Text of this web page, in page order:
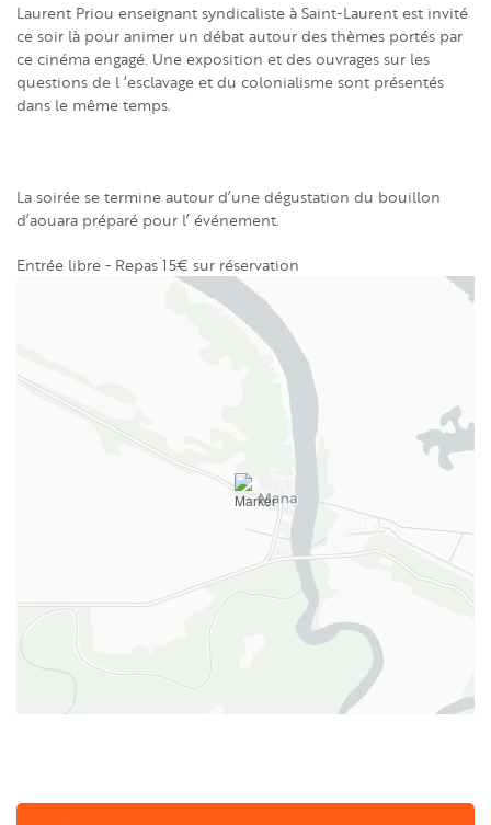
Laurent Priou enseignant syndicaliste à Saint-Laurent est invité
ce soir là pour animer un débat autour des thèmes portés par
ce cinéma engagé. Une exposition et des ouvrages sur les
questions de l ‘esclavage et du colonialisme sont présentés
dans le même temps.
La soirée se termine autour d’une dégustation du bouillon
d’aouara préparé pour l’ événement.
Entrée libre - Repas 15€ sur réservation